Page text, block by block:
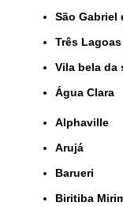
São
Três Lagoas
Vila bela
Água Clara
Alphaville
Arujá
Barueri
Biritiba